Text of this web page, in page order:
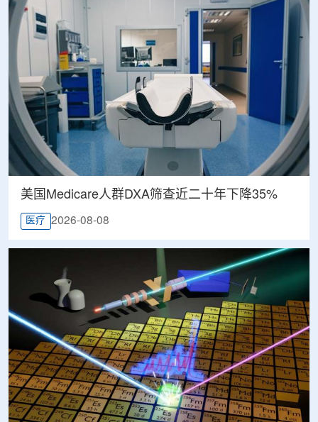
美国Medicare人群DXA筛查近二十年下降35%
医疗 2026-08-08